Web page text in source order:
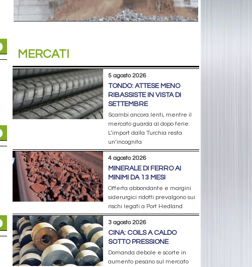
MERCATI
5 agosto 2026
TONDO: ATTESE MENO
RIBASSISTE IN VISTA DI
SETTEMBRE
Scambi ancora lenti, mentre il
mercato guarda al dopo ferie.
L’import dalla Turchia resta
un’incognita
4 agosto 2026
MINERALE DI FERRO AI
MINIMI DA 13 MESI
Offerta abbondante e margini
siderurgici ridotti prevalgono sui
rischi legati a Port Hedland
3 agosto 2026
CINA: COILS A CALDO
SOTTO PRESSIONE
Domanda debole e scorte in
aumento pesano sul mercato